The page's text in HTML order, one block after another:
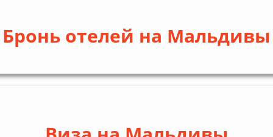
Бронь отелей на Мальдивы